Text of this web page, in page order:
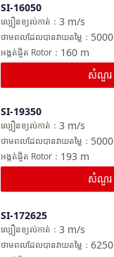
SI-16050
3 m/s
ល្បឿនខ្យល់កាត់ ：
5000
ថាមពលដែលបានវាយតម្លៃ ：
160 m
អង្កត់ផ្ចិត Rotor ：
សំណួរ
SI-19350
3 m/s
ល្បឿនខ្យល់កាត់ ：
5000
ថាមពលដែលបានវាយតម្លៃ ：
193 m
អង្កត់ផ្ចិត Rotor ：
សំណួរ
SI-172625
3 m/s
ល្បឿនខ្យល់កាត់ ：
6250
ថាមពលដែលបានវាយតម្លៃ ：